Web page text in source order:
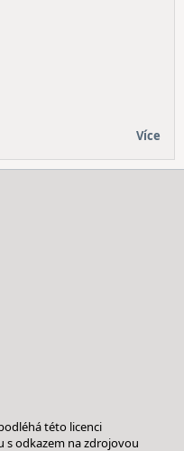
Více
této licenci
s odkazem na zdrojovou